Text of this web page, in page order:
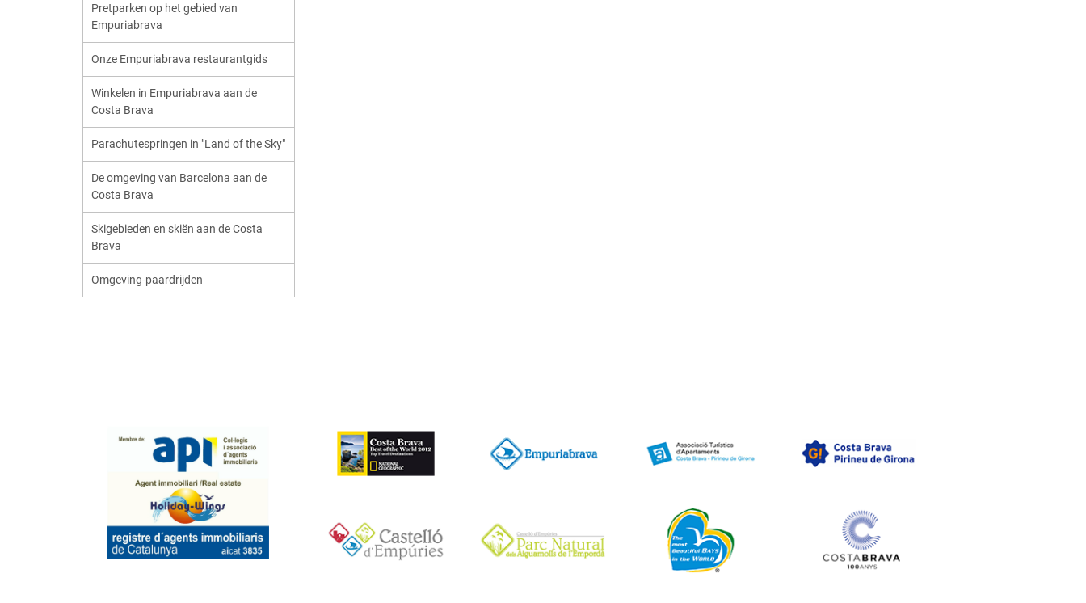
Pretparken op het gebied van
Empuriabrava
Onze Empuriabrava restaurantgids
Winkelen in Empuriabrava aan de
Costa Brava
Parachutespringen in "Land of the Sky"
De omgeving van Barcelona aan de
Costa Brava
Skigebieden en skiën aan de Costa
Brava
Omgeving-paardrijden